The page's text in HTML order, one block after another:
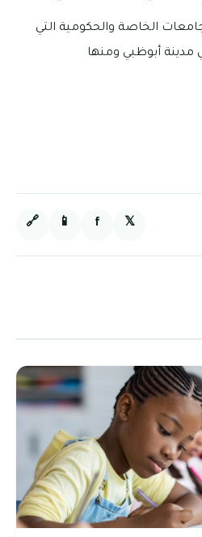
الخاصة والحكومية التي
مدينة أبوظبي ومنها
𝕏
f
📱
🔗